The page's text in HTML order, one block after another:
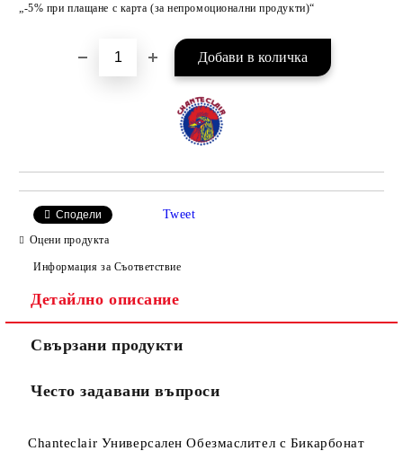
„-5% при плащане с карта (за непромоционални продукти)“
Сподели Tweet
Оцени продукта
Информация за Съответствие
Детайлно описание
Свързани продукти
Често задавани въпроси
Chanteclair Универсален Обезмаслител с Бикарбонат